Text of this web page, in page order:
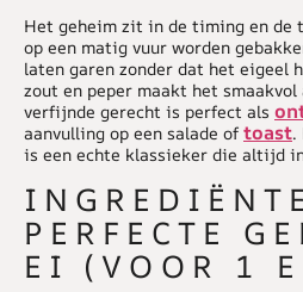
Het geheim zit in de timing en de
op een matig vuur worden
laten garen zonder dat het eigeel
zout en peper maakt het
verfijnde gerecht is perfect als
aanvulling op een salade of toast.
is een echte klassieker die altijd
PERFECTE
EI (VOOR 1